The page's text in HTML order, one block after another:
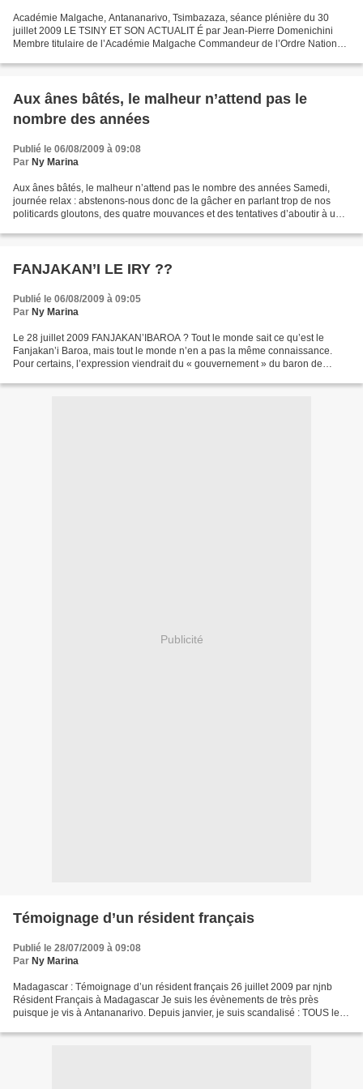
Académie Malgache, Antananarivo, Tsimbazaza, séance plénière du 30
juillet 2009 LE TSINY ET SON ACTUALIT É par Jean-Pierre Domenichini
Membre titulaire de l’Académie Malgache Commandeur de l’Ordre National
Aux ânes bâtés, le malheur n’attend pas le
nombre des années
Publié le 06/08/2009 à 09:08
Par Ny Marina
Aux ânes bâtés, le malheur n’attend pas le nombre des années Samedi,
journée relax : abstenons-nous donc de la gâcher en parlant trop de nos
politicards gloutons, des quatre mouvances et des tentatives d’aboutir à une
FANJAKAN’I LE IRY ??
Publié le 06/08/2009 à 09:05
Par Ny Marina
Le 28 juillet 2009 FANJAKAN’IBAROA ? Tout le monde sait ce qu’est le
Fanjakan’i Baroa, mais tout le monde n’en a pas la même connaissance.
Pour certains, l’expression viendrait du « gouvernement » du baron de
Publicité
Témoignage d’un résident français
Publié le 28/07/2009 à 09:08
Par Ny Marina
Madagascar : Témoignage d’un résident français 26 juillet 2009 par njnb
Résident Français à Madagascar Je suis les évènements de très près
puisque je vis à Antananarivo. Depuis janvier, je suis scandalisé : TOUS les